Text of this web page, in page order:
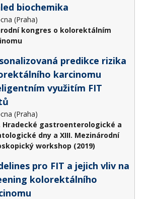
biochemika
(Praha)
kongres o kolorektálním
predikce rizika
karcinomu
využitím FIT
(Praha)
Hradecké gastroenterologické a
dny a XIII. Mezinárodní
workshop (2019)
pro FIT a jejich vliv na
kolorektálního